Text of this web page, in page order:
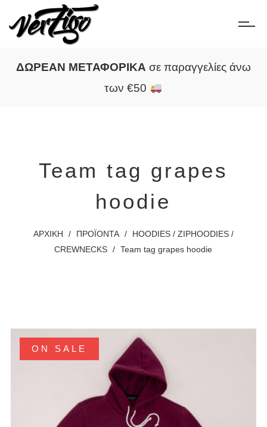
ΔΩΡΕΑΝ ΜΕΤΑΦΟΡΙΚΑ σε παραγγελίες άνω
των €50
Team tag grapes
hoodie
ΑΡΧΙΚΗ / ΠΡΟΪΟΝΤΑ /
HOODIES / ZIPHOODIES /
CREWNECKS / Team tag grapes hoodie
ON SALE